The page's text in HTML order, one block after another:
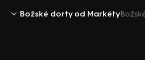
Božské dorty od Markéty